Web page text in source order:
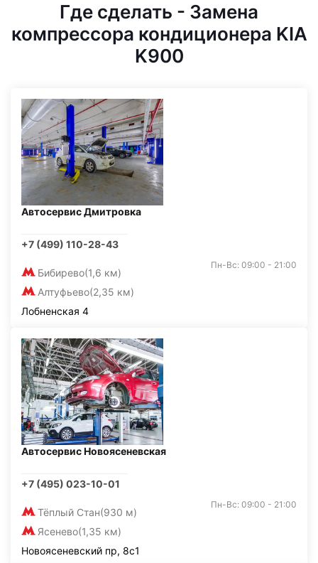
Где сделать - Замена
компрессора кондиционера KIA
K900
Автосервис Дмитровка
+7 (499) 110-28-43
Бибирево(1,6 км)
Алтуфьево(2,35 км)
Пн-Вс: 09:00 - 21:00
Лобненская 4
Автосервис Новоясеневская
+7 (495) 023-10-01
Тёплый Стан(930 м)
Ясенево(1,35 км)
Пн-Вс: 09:00 - 21:00
Новоясеневский пр, 8с1